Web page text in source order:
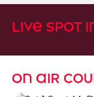
live spot
on air